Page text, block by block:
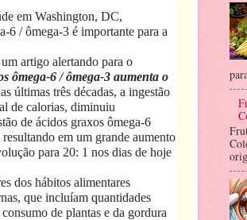
em Washington, DC,
6 / ômega-3 é importante para a
artigo alertando para o
ômega-6 / ômega-3 aumenta o
últimas três décadas, a ingestão
de calorias, diminuiu
de ácidos graxos ômega-6
em um grande aumento
para 20: 1 nos dias de hoje
dos hábitos alimentares
que incluíam quantidades
de plantas e da gordura